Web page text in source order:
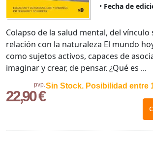
Fecha de
pvp.
22,90 €
Sin Stock. Posibilidad entre
Colapso de la salud mental, del vínculo
relación con la naturaleza El mundo
como sujetos activos, capaces de
imaginar y crear, de pensar. ¿Qué es ...